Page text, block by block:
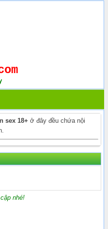
sex 18+ ở đây đều chứa nội
nhé!